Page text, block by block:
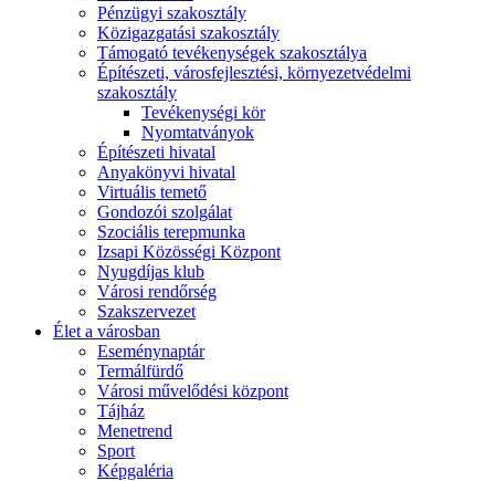
Pénzügyi szakosztály
Közigazgatási szakosztály
Támogató tevékenységek szakosztálya
Építészeti, városfejlesztési, környezetvédelmi
szakosztály
Tevékenységi kör
Nyomtatványok
Építészeti hivatal
Anyakönyvi hivatal
Virtuális temető
Gondozói szolgálat
Szociális terepmunka
Izsapi Közösségi Központ
Nyugdíjas klub
Városi rendőrség
Szakszervezet
Élet a városban
Eseménynaptár
Termálfürdő
Városi művelődési központ
Tájház
Menetrend
Sport
Képgaléria